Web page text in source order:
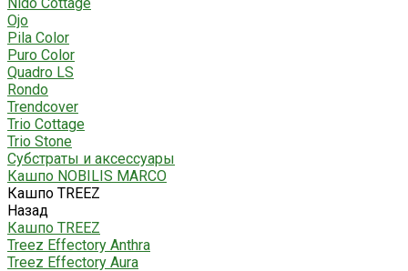
Ojo
Pila Color
Puro Color
Quadro LS
Rondo
Trendcover
Trio Cottage
Trio Stone
Субстраты и аксессуары
Кашпо NOBILIS MARCO
Кашпо TREEZ
Назад
Кашпо TREEZ
Treez Effectory Anthra
Treez Effectory Aura